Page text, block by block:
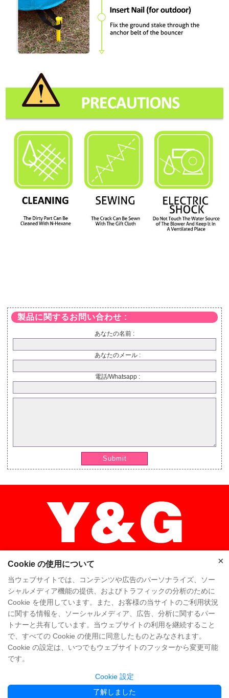
製品に関するお問い合わせ :
あなたの名前 :
あなたのメール :
電話/Whatsapp :
Submit
×
ホーム 高品质 Y & Gチーム
Y & Gカンパニー 工場を訪問
よくある質問 知識 お問い合わせ
Copyright @ Y&G Inflatable (Guangzhou Yujia New Materials Co., Ltd)粤ICP备
www.yginflatable.net
Cookie の使用について
当ウェブサイトでは、コンテンツや広告のパーソナライズ、ソー
シャルメディア機能の提供、およびトラフィックの分析のために
Cookie を使用しています。また、お客様の当サイトのご利用状況
に関する情報を、ソーシャルメディア、広告、分析に関するパー
トナーと共有しています。当ウェブサイトの利用を継続すること
で、すべての Cookie の使用に同意したものとみなされます。
Cookie の設定は、いつでもウェブサイトのフッターから変更可能
です。
Cookie 設定
了解しました
×